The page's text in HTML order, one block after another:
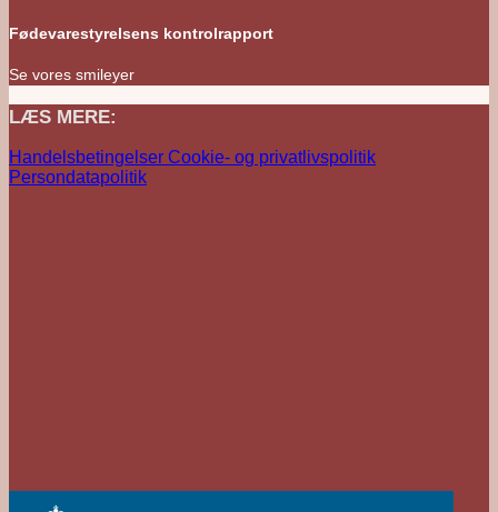
Fødevarestyrelsens kontrolrapport
Se vores smileyer
LÆS MERE:
Handelsbetingelser Cookie- og privatlivspolitik
Persondatapolitik